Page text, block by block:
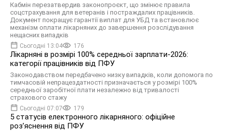
Кабмін перезатвердив законопроєкт, що змінює правила
соцстрахування для ветеранів і постраждалих працівників.
Документ покращує гарантії виплат для УБД та встановлює
механізм оплати лікарняних до завершення розслідування
нещасних випадків
Сьогодні 13:04 176
Лікарняні в розмірі 100% середньої зарплати-2026:
категорії працівників від ПФУ
Законодавством передбачено низку випадків, коли допомога по
тимчасовій непрацездатності призначається у розмірі 100%
середньої заробітної плати незалежно від тривалості
страхового стажу
Сьогодні 07:07 179
5 статусів електронного лікарняного: офіційне
роз’яснення від ПФУ